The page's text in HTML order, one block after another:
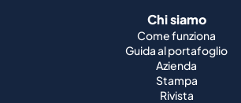
Chi siamo
Come funziona
Guida al portafoglio
Azienda
Stampa
Rivista